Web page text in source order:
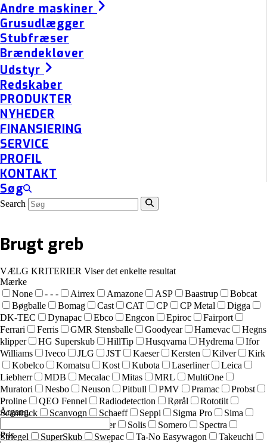
Andre maskiner
Grusudlægger
Stubfræser
Brændekløver
Udstyr
Redskaber
PRODUKTER
NYHEDER
FINANSIERING
SERVICE
PROFIL
KONTAKT
Søg
Search
Brugt greb
VÆLG KRITERIER Viser det enkelte resultat
Mærke
None
- - - Airrex Amazone ASP Baastrup
Bobcat
Bøgballe
Bomag Cast CAT CP CP Metal
Digga
DK-TEC
Dynapac Ebco Engcon Epiroc
Fairport
Ferrari
Ferris GMR Stensballe Goodyear Hamevac
Hegns
klipper
HG Superskub HillTip Husqvarna Hydrema
Ifor
Williams
Iveco JLG JST Kaeser Kersten Kilver
Kirk
Kobelco
Komatsu Kost Kubota Laserliner
Leica
Liebherr
MDB Mecalac Mitas MRL
MultiOne
Muratori
Nesbo Neuson Pitbull PMV Pramac
Probst
Proline
QEO Fennel Radiodetection Rørål
Rototilt
Scantruck
Scanvogn Schaeff Seppi Sigma Pro
Sima
sneskraber Solis Somero
Spectra
Striegel
SuperSkub Swepac Ta-No Easywagon
Takeuchi
Årgang
Pris